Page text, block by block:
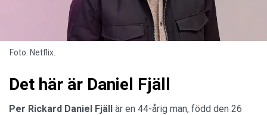
Foto: Netflix.
Det här är Daniel Fjäll
Per Rickard Daniel Fjäll är en 44-årig man, född den 26